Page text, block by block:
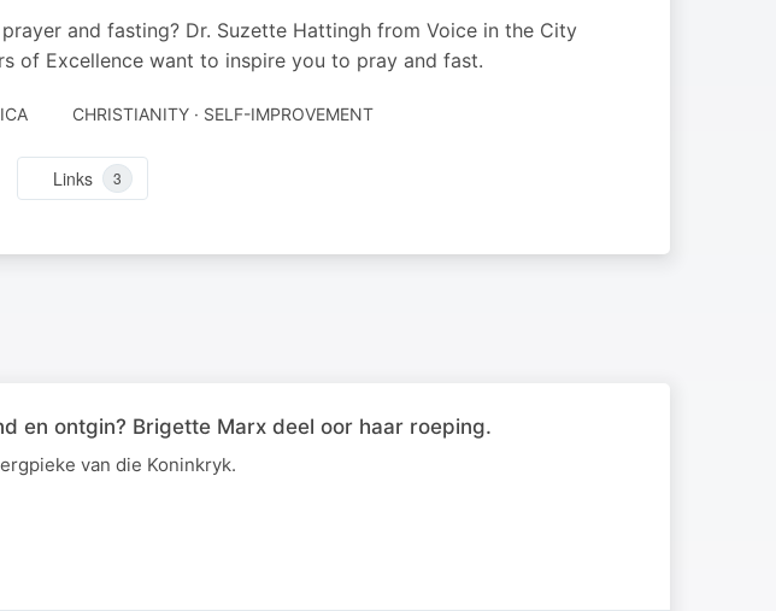
and fasting? Dr. Suzette Hattingh from Voice in the City
of Excellence want to inspire you to pray and fast.
CHRISTIANITY · SELF-IMPROVEMENT
Links 3
en ontgin? Brigette Marx deel oor haar roeping.
van die Koninkryk.